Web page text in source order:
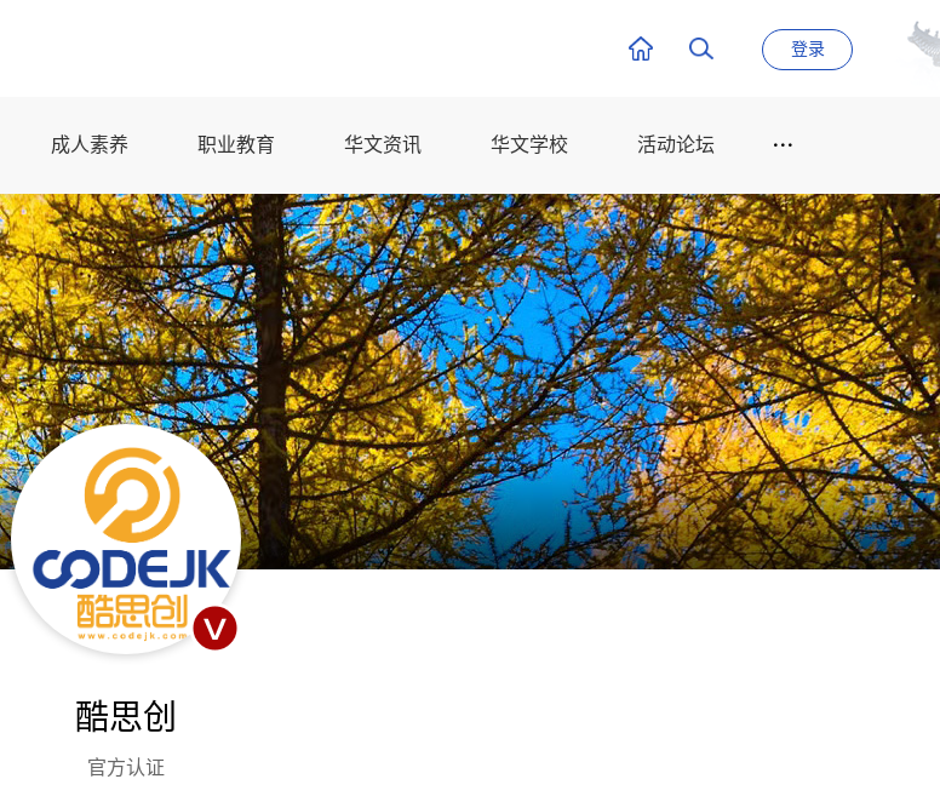
登录
成人素养 职业教育 华文资讯 华文学校 活动论坛
酷思创
官方认证